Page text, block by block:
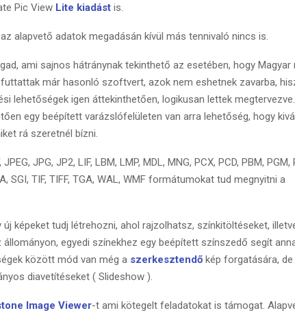
Pic View Lite kiadást is.
alapvető adatok megadásán kívül más tennivaló nincs is.
ami sajnos hátránynak tekinthető az esetében, hogy Magyar
már hasonló szoftvert, azok nem eshetnek zavarba,
lehetőségek igen áttekinthetően, logikusan lettek
egy beépített varázslófelületen van arra lehetőség, hogy
rá szeretnél bízni.
JPEG, JPG, JP2, LIF, LBM, LMP, MDL, MNG, PCX, PCD, PBM, PGM,
SGI, TIF, TIFF, TGA, WAL, WMF formátumokat tud megnyitni a
képeket tudj létrehozni, ahol rajzolhatsz, színkitöltéseket,
egyedi színekhez egy beépített színszedő segít
között mód van még a szerkesztendő kép forgatására, de
diavetítéseket ( Slideshow ).
Image Viewer-t ami kötegelt feladatokat is támogat.